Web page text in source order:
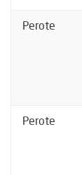
Perote
Perote